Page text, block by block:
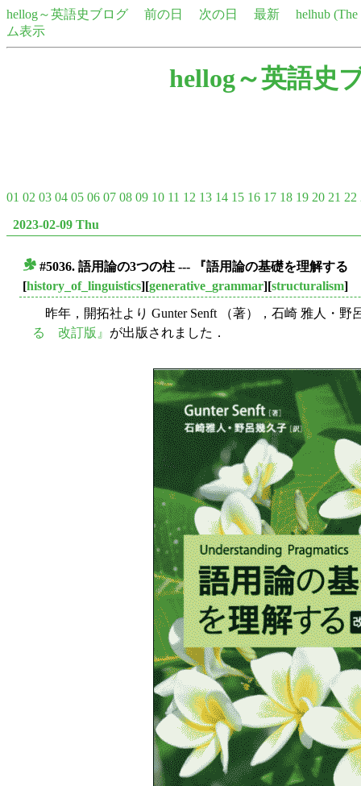
hellog～英語史ブログ 前の日 次の日 最新
helhub
ム表示
hellog～英語史
01 02 03 04 05 06 07 08 09 10 11 12 13 14 15 16 17 18 19 20 21 22
2023-02-09 Thu
#5036. 語用論の3つの柱 --- 『語用論の基礎を理解する
[history_of_linguistics][generative_grammar][structuralism]
昨年，開拓社より Gunter Senft （著），石崎 雅人・野
る 改訂版』 が出版されました．